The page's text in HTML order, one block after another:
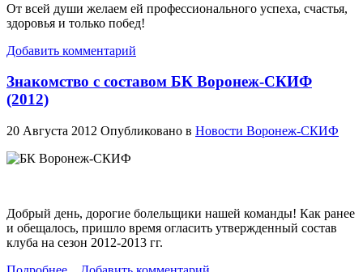
От всей души желаем ей профессионального успеха, счастья,
здоровья и только побед!
Добавить комментарий
Знакомство с составом БК Воронеж-СКИФ
(2012)
20 Августа 2012 Опубликовано в Новости Воронеж-СКИФ
Добрый день, дорогие болельщики нашей команды! Как ранее
и обещалось, пришло время огласить утвержденный состав
клуба на сезон 2012-2013 гг.